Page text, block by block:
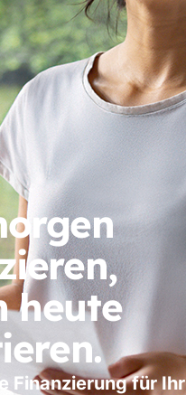
heute
Finanzierung für Ihr